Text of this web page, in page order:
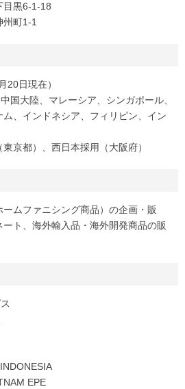
目黒6-1-18
州町1-1
20日現在）
国大陸、マレーシア、シンガポール、
、インドネシア、フィリピン、イン
京都）、西日本採用（大阪府）
ムファニシング商品）の企画・販
ト、海外輸入品・海外開発商品の販
EPE